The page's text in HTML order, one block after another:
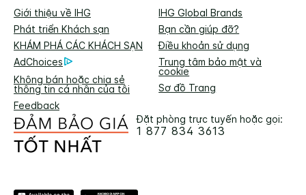
Giới thiệu về IHG
IHG Global Brands
Phát triển Khách sạn
Bạn cần giúp đỡ?
KHÁM PHÁ CÁC KHÁCH SẠN
Điều khoản sử dụng
AdChoices
Trung tâm bảo mật và
cookie
Không bán hoặc chia sẻ
thông tin cá nhân của tôi
Sơ đồ Trang
Feedback
Đặt phòng trực tuyến hoặc gọi:
1 877 834 3613